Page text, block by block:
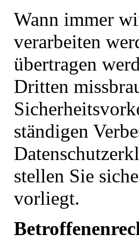
Wann immer
verarbeiten
übertragen
Dritten
ständigen
stellen Sie
vorliegt.